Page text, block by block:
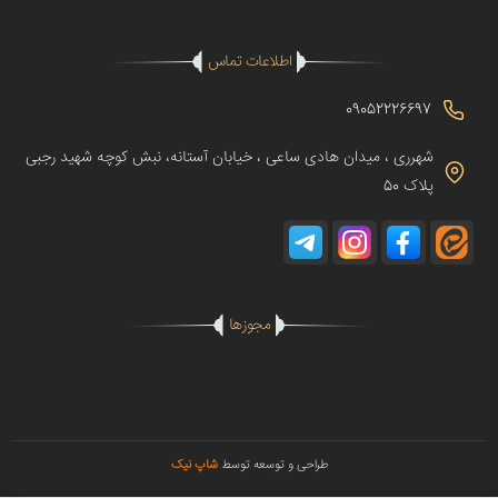
اطلاعات تماس
09052226697
شهرری ، میدان هادی ساعی ، خیابان آستانه، نبش کوچه شهید رجبی
پلاک 50
مجوزها
طراحی و توسعه توسطشاپ نیک